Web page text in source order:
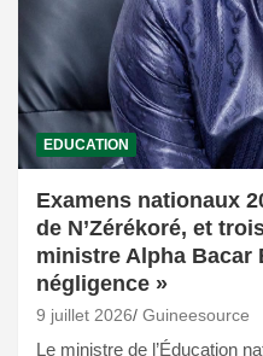
EDUCATION
Examens nationaux
de N’Zérékoré, et
ministre Alpha Bacar
négligence »
9 juillet 2026 Guineesource
Le ministre de l’Éducation